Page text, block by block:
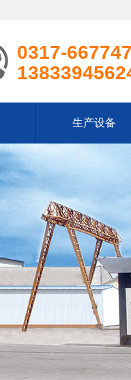
0317-
生产设备